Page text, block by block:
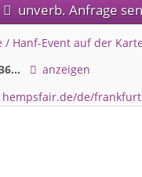
unverb. Anfrage
/ Hanf-Event auf der Karte
anzeigen
hempsfair.de/de/frankfurt